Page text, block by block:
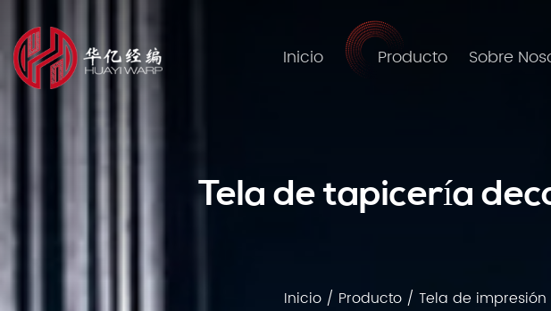
Inicio Producto Sobre
Tela de tapicería
Inicio/ Producto/ Tela de impresión